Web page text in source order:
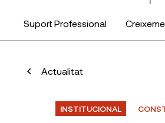
Suport Professional
Actualitat
INSTITUCIONAL